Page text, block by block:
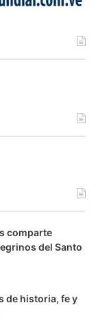
comparte
del Santo
de historia, fe y